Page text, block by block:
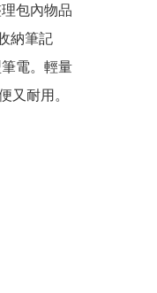
包內物品
納筆記
電。輕量
又耐用。